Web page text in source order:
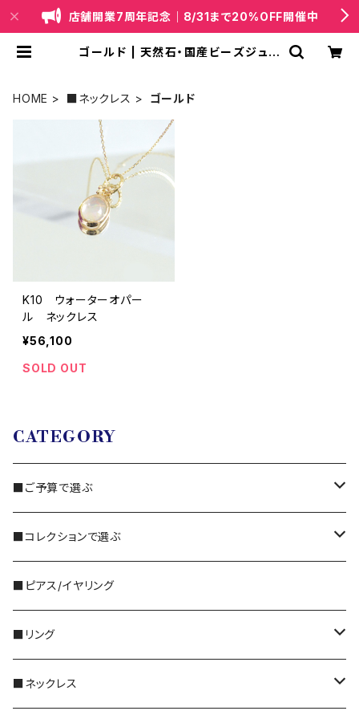
店舗開業7周年記念｜8/31まで20%OFF開催中
ゴールド | 天然石・国産ビーズジュエ
HOME ■ネックレス ゴールド
K10 ウォーターオパー
ル ネックレス
¥56,100
SOLD OUT
CATEGORY
■ご予算で選ぶ
3,000円～
5,000円～
10,000円〜
30,000円〜
■コレクションで選ぶ
・国産ビーズ｜FORM
・天然石｜Gemstone
特別な｜Sleek
・天然石｜Twinkle
■ピアス/イヤリング
■リング
シルバー
■ネックレス